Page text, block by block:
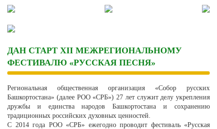
Skip
content
ДАН СТАРТ XII МЕЖРЕГИОНАЛЬНОМУ
ФЕСТИВАЛЮ «РУССКАЯ ПЕСНЯ»
Региональная общественная организация «Собор русских
Башкортостана» (далее РОО «СРБ») 27 лет служит делу укрепления
дружбы и единства народов Башкортостана и сохранению
традиционных российских духовных ценностей.
С 2014 года РОО «СРБ» ежегодно проводит фестиваль «Русская